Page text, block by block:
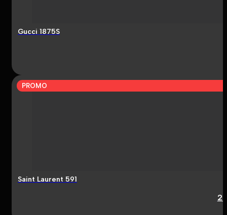
Gucci 1875S
PROMO
Saint Laurent 591